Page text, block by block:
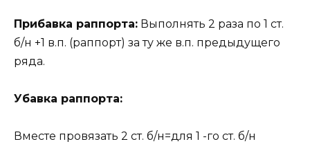
Прибавка раппорта: Выполнять 2 раза по 1 ст.
б/н +1 в.п. (раппорт) за ту же в.п. предыдущего
ряда.
Убавка раппорта:
Вместе провязать 2 ст. б/н=для 1 -го ст. б/н